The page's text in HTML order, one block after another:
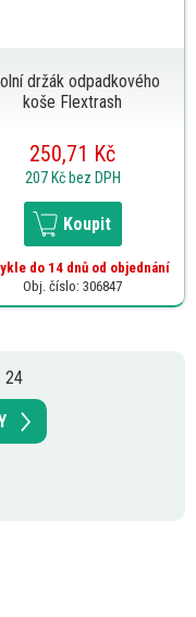
držák odpadkového
koše Flextrash
250,71 Kč
207 Kč bez DPH
Koupit
do 14 dnů od objednání
Obj. číslo: 306847
24